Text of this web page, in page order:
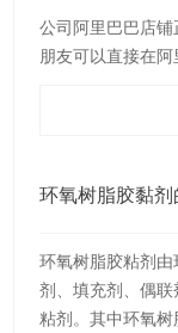
公司阿里巴巴店
朋友可以直接在阿
环氧树脂胶黏剂
环氧树脂胶粘剂
剂、填充剂、偶
粘剂。其中环氧